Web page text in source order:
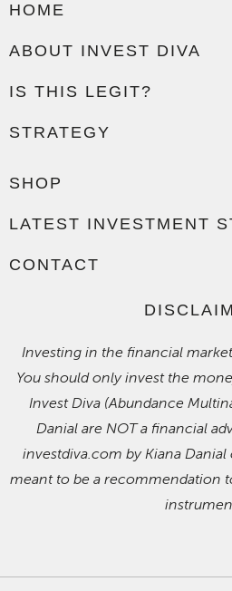
HOME
ABOUT INVEST DIVA
IS THIS LEGIT?
STRATEGY
SHOP
LATEST INVESTMENT
CONTACT
Investing in the financial
You should only invest the
Invest Diva (Abundance
Danial are NOT a financial
investdiva.com by Kiana
meant to be a recommendation